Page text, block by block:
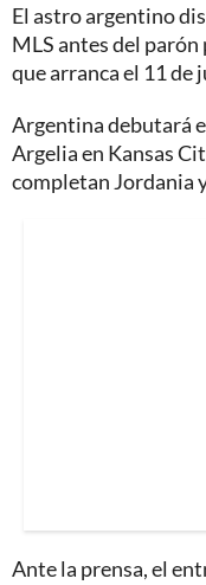
El astro argentino
MLS antes del
que arranca el 11 de
Argentina debutará
Argelia en Kansas
completan Jordania
Ante la prensa, el